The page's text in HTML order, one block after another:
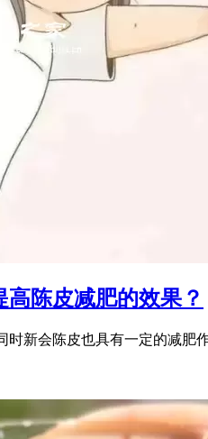
陈皮减肥的效果？
新会陈皮也具有一定的减